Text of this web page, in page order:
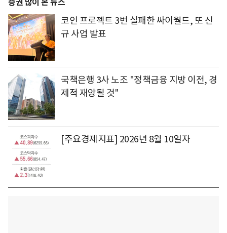
증권 많이 본 뉴스
코인 프로젝트 3번 실패한 싸이월드, 또 신
규 사업 발표
국책은행 3사 노조 "정책금융 지방 이전, 경
제적 재앙될 것"
[주요경제지표] 2026년 8월 10일자